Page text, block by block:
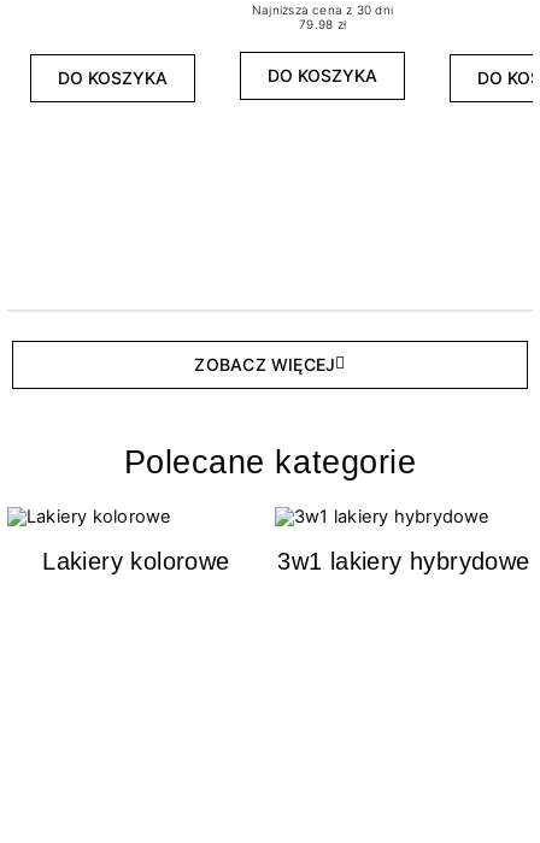
DO KOSZYKA
Najniższa cena z 30 dni
79.98 zł
DO KOSZYKA DO
ZOBACZ WIĘCEJ
Polecane kategorie
Lakiery kolorowe 3w1 lakiery hybrydowe